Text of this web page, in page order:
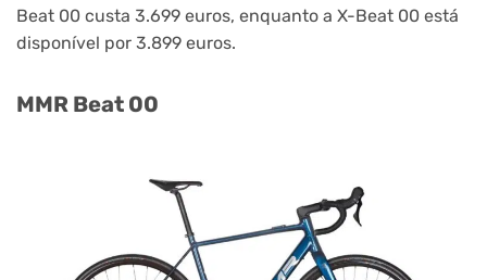
Beat 00 custa 3.699 euros, enquanto a X-Beat 00 está
disponível por 3.899 euros.
MMR Beat 00